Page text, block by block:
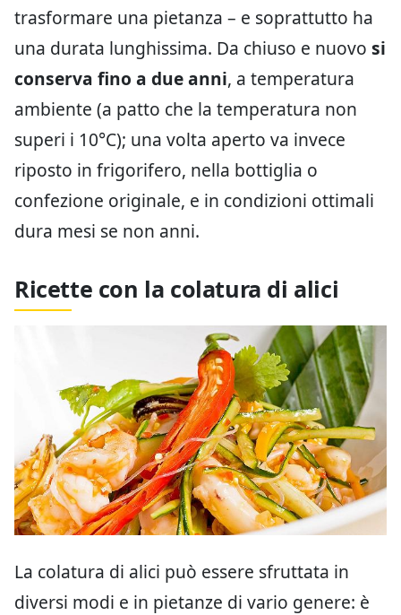
trasformare una pietanza – e soprattutto ha
una durata lunghissima. Da chiuso e nuovo si
conserva fino a due anni, a temperatura
ambiente (a patto che la temperatura non
superi i 10°C); una volta aperto va invece
riposto in frigorifero, nella bottiglia o
confezione originale, e in condizioni ottimali
dura mesi se non anni.
Ricette con la colatura di alici
La colatura di alici può essere sfruttata in
diversi modi e in pietanze di vario genere: è